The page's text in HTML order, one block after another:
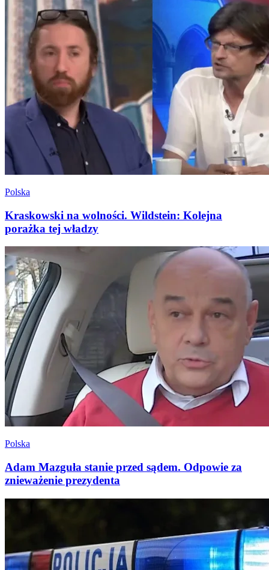
Polska
Kraskowski na wolności. Wildstein: Kolejna
porażka tej władzy
Polska
Adam Mazguła stanie przed sądem. Odpowie za
znieważenie prezydenta